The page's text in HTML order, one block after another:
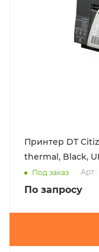
Принтер DT
thermal, Black,
Под заказ Арт.:
По запросу